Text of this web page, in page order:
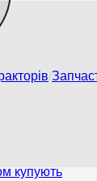
купують